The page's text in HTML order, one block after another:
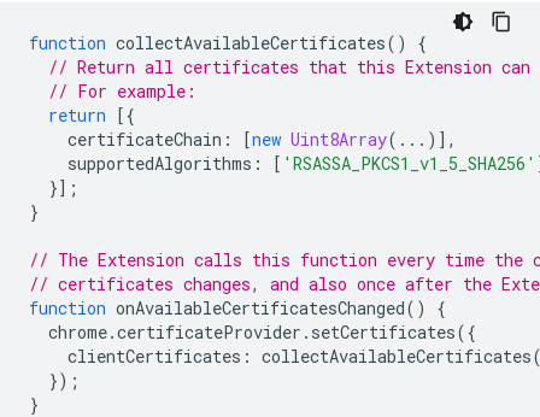
function collectAvailableCertificates()
{
// Return all certificates that this Extension can
// For example:
return [{
certificateChain : [new Uint8Array(...)],
supportedAlgorithms : [ 'RSASSA_PKCS1_v1_5_SHA256'
}];
}
// The Extension calls this function every time
// certificates changes, and also once after the
function onAvailableCertificatesChanged()
{
chrome.certificateProvider . setCertificates({
clientCertificates : collectAvailableCertificates
});
}